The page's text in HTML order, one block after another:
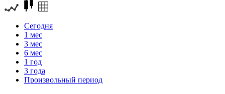
Сегодня
1 мес
3 мес
6 мес
1 год
3 года
Произвольный период